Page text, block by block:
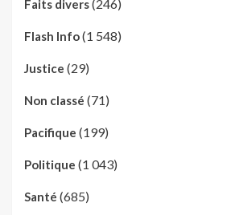
Faits divers(246)
Flash Info(1 548)
Justice (29)
Non classé (71)
Pacifique (199)
Politique (1 043)
Santé (685)